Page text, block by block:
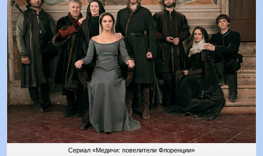
Сериал «Медичи: повелители Флоренции»